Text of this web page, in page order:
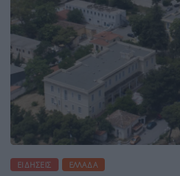
ΕΙΔΉΣΕΙΣ ΕΛΛΆΔΑ